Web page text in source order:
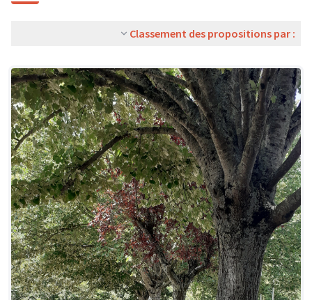
Classement des propositions par :